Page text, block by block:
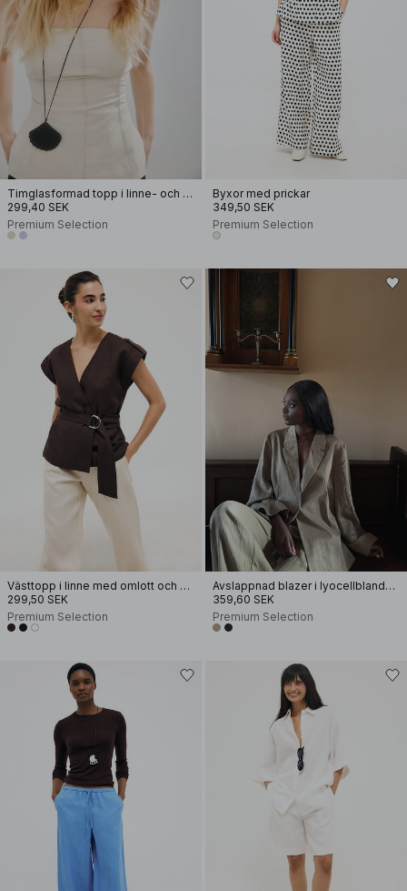
Timglasformad topp i linne- och lyocellblandning med sömdetalj
299,40 SEK
Premium Selection
Byxor med prickar
349,50 SEK
Premium Selection
Västtopp i linne med omlott och bälte
299,50 SEK
Premium Selection
Avslappnad blazer i lyocellblandning
359,60 SEK
Premium Selection